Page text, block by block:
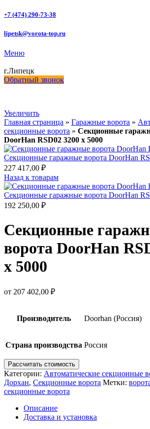
+7 (474) 290-73-38
lipetsk@vorota-top.ru
Меню
г.Липецк
Обратный звонок
Увеличить
Главная страница » Гаражные ворота »
секционные ворота » Секционные
DoorHan RSD02 3200 х 5000
Секционные гаражные ворота DoorHan
227 417,00 ₽
Назад к товарам
Секционные гаражные ворота DoorHan
192 250,00 ₽
Секционные
ворота DoorHan
х 5000
от 207 402,00 ₽
Производитель Doorhan (Россия)
Страна производства Россия
Рассчитать стоимость
Категории: Автоматические секционные
Дорхан, Секционные ворота Метки:
секционные ворота
Описание
Доставка и установка